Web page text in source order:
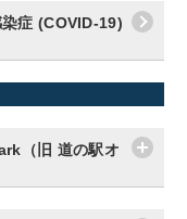
症 (COVID-19)
（旧 道の駅オ